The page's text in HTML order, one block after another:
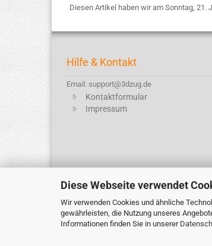
Diese Webseite verwendet
Wir verwenden Cookies und ähnliche
gewährleisten, die Nutzung unseres
Informationen finden Sie in unserer
Diesen Artikel haben wir am Sonntag, 21.
Hilfe & Kontakt
Email: support@3dzug.de
Kontaktformular
Impressum